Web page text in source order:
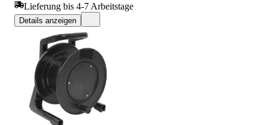
Lieferung bis 4-7 Arbeitstage
Details anzeigen